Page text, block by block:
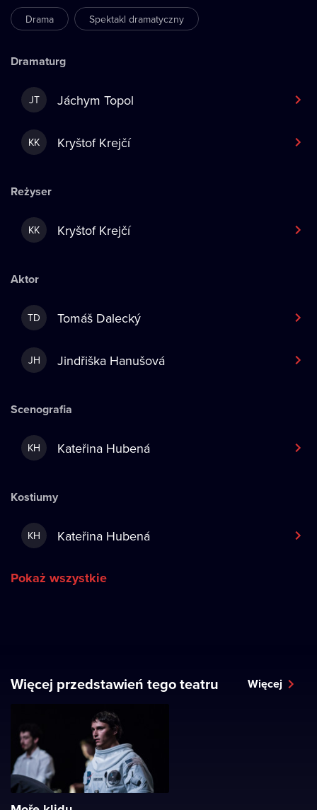
Drama Spektakl dramatyczny
Dramaturg
JT Jáchym Topol
KK Kryštof Krejčí
Reżyser
KK Kryštof Krejčí
Aktor
TD Tomáš Dalecký
JH Jindřiška Hanušová
Scenografia
KH Kateřina Hubená
Kostiumy
KH Kateřina Hubená
Pokaż wszystkie
Więcej przedstawień tego teatru Więcej